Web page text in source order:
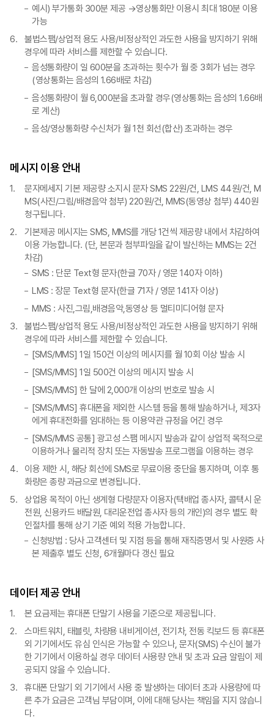
예시) 부가통화 300분 제공 →영상통화만 이용시 최대 180분 이용
가능
불법스팸/상업적 용도 사용/비정상적인 과도한 사용을 방지하기 위해
경우에 따라 서비스를 제한할 수 있습니다.
음성통화량이 일 600분을 초과하는 횟수가 월 중 3회가 넘는 경우
(영상통화는 음성의 1.66배로 차감)
음성통화량이 월 6,000분을 초과할 경우(영상통화는 음성의 1.66배
로 계산)
음성/영상통화량 수신처가 월 1천 회선(합산) 초과하는 경우
메시지 이용 안내
문자메세지 기본 제공량 소지시 문자 SMS 22원/건, LMS 44원/건, M
MS(사진/그림/배경음악 첨부) 220원/건, MMS(동영상 첨부) 440원
청구됩니다.
기본제공 메시지는 SMS, MMS를 개당 1건씩 제공량 내에서 차감하여
이용 가능합니다. (단, 본문과 첨부파일을 같이 발신하는 MMS는 2건
차감)
SMS : 단문 Text형 문자(한글 70자 / 영문 140자 이하)
LMS : 장문 Text형 문자(한글 71자 / 영문 141자 이상)
MMS : 사진,그림,배경음악,동영상 등 멀티미디어형 문자
불법스팸/상업적 용도 사용/비정상적인 과도한 사용을 방지하기 위해
경우에 따라 서비스를 제한할 수 있습니다.
[SMS/MMS] 1일 150건 이상의 메시지를 월 10회 이상 발송 시
[SMS/MMS] 1일 500건 이상의 메시지 발송 시
[SMS/MMS] 한 달에 2,000개 이상의 번호로 발송 시
[SMS/MMS] 휴대폰을 제외한 시스템 등을 통해 발송하거나, 제3자
에게 휴대전화를 임대하는 등 이용약관 규정을 어긴 경우
[SMS/MMS 공통] 광고성 스팸 메시지 발송과 같이 상업적 목적으로
이용하거나 물리적 장치 또는 자동발송 프로그램을 이용하는 경우
이용 제한 시, 해당 회선에 SMS로 무료이용 중단을 통지하며, 이후 통
화량은 종량 과금으로 변경됩니다.
상업용 목적이 아닌 생계형 다량문자 이용자(택배업 종사자, 콜택시 운
전원, 신용카드 배달원, 대리운전업 종사자 등의 개인)의 경우 별도 확
인절차를 통해 상기 기준 예외 적용 가능합니다.
신청방법 : 당사 고객센터 및 지점 등을 통해 재직증명서 및 사원증 사
본 제출후 별도 신청, 6개월마다 갱신 필요
데이터 제공 안내
본 요금제는 휴대폰 단말기 사용을 기준으로 제공됩니다.
스마트워치, 태블릿, 차량용 내비게이션, 전기차, 전동 킥보드 등 휴대폰
외 기기에서도 유심 인식은 가능할 수 있으나, 문자(SMS) 수신이 불가
한 기기에서 이용하실 경우 데이터 사용량 안내 및 초과 요금 알림이 제
공되지 않을 수 있습니다.
휴대폰 단말기 외 기기에서 사용 중 발생하는 데이터 초과 사용량에 따
른 추가 요금은 고객님 부담이며, 이에 대해 당사는 책임을 지지 않습니
다.